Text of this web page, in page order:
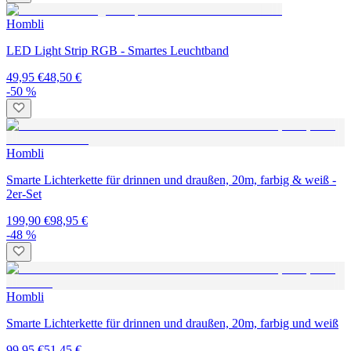
Hombli
LED Light Strip RGB - Smartes Leuchtband
49,95 €48,50 €
-50 %
Hombli
Smarte Lichterkette für drinnen und draußen, 20m, farbig & weiß -
2er-Set
199,90 €98,95 €
-48 %
Hombli
Smarte Lichterkette für drinnen und draußen, 20m, farbig und weiß